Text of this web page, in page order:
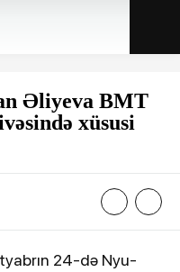
Əliyeva BMT
xüsusi
24-də Nyu-